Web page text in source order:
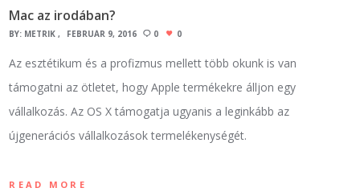
Mac az irodában?
BY: METRIK FEBRUÁR 9, 2016 0 0
Az esztétikum és a profizmus mellett több okunk is van
támogatni az ötletet, hogy Apple termékekre álljon egy
vállalkozás. Az OS X támogatja ugyanis a leginkább az
újgenerációs vállalkozások termelékenységét.
READ MORE